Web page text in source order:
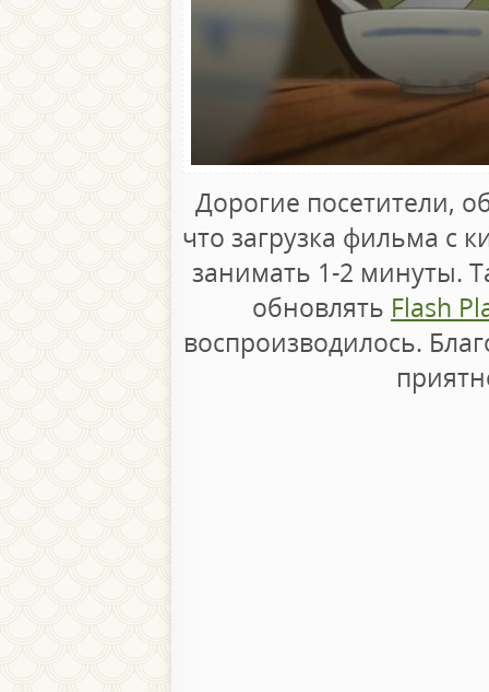
Дорогие посетители,
что загрузка фильма с
занимать 1-2 минуты.
обновлять Flash
воспроизводилось.